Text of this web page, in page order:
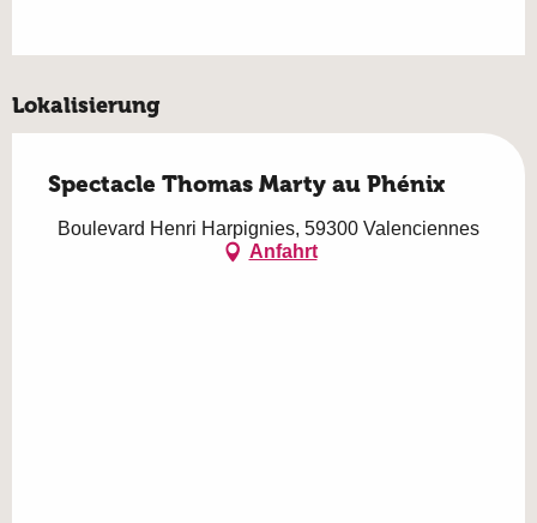
Lokalisierung
Spectacle Thomas Marty au Phénix
Boulevard Henri Harpignies, 59300 Valenciennes
Anfahrt